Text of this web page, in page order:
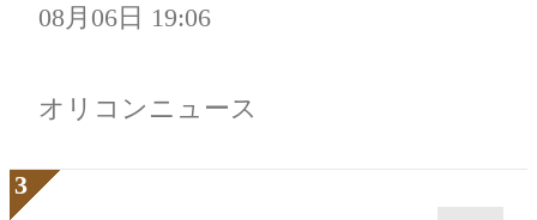
08月06日 19:06
オリコンニュース